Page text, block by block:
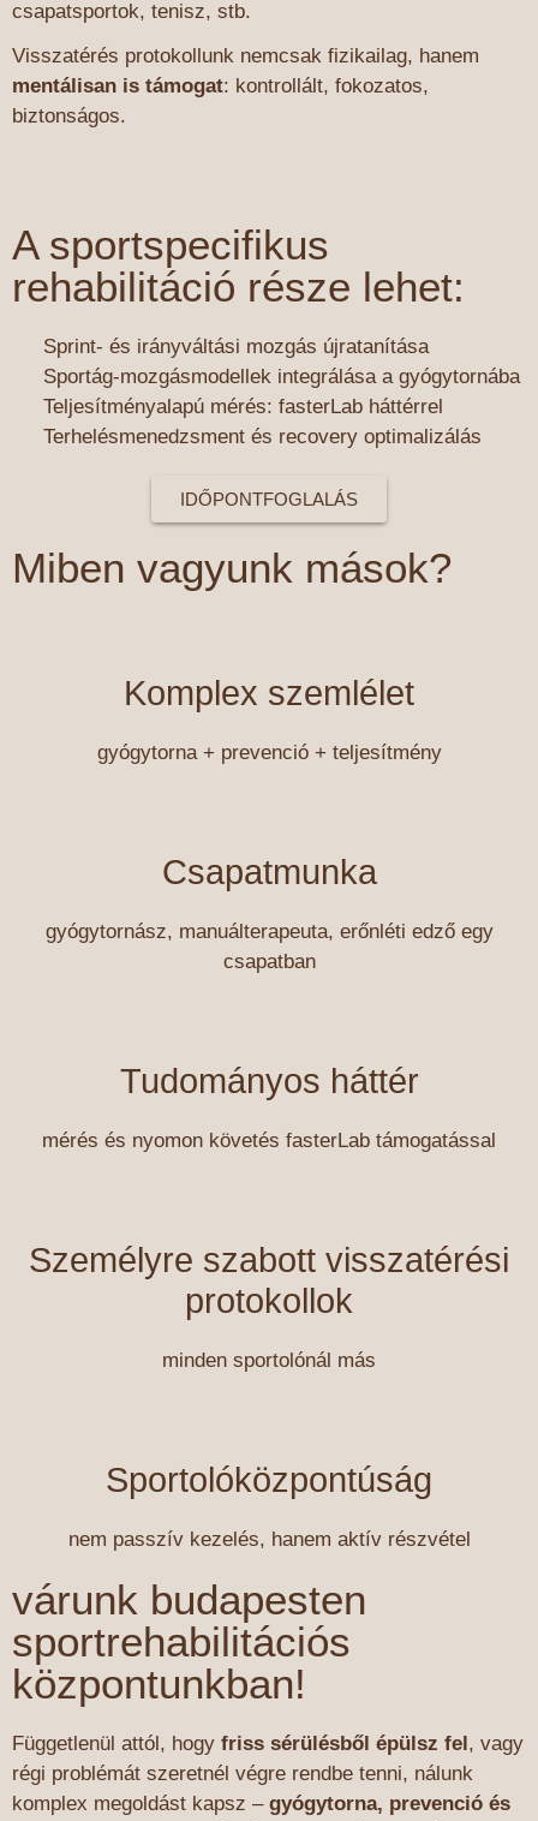
csapatsportok, tenisz, stb.
Visszatérés protokollunk nemcsak fizikailag, hanem
mentálisan is támogat: kontrollált, fokozatos,
biztonságos.
A sportspecifikus
rehabilitáció része lehet:
Sprint- és irányváltási mozgás újratanítása
Sportág-mozgásmodellek integrálása a gyógytornába
Teljesítményalapú mérés: fasterLab háttérrel
Terhelésmenedzsment és recovery optimalizálás
IDŐPONTFOGLALÁS
Miben vagyunk mások?
Komplex szemlélet
gyógytorna + prevenció + teljesítmény
Csapatmunka
gyógytornász, manuálterapeuta, erőnléti edző egy
csapatban
Tudományos háttér
mérés és nyomon követés fasterLab támogatással
Személyre szabott visszatérési
protokollok
minden sportolónál más
Sportolóközpontúság
nem passzív kezelés, hanem aktív részvétel
várunk budapesten
sportrehabilitációs
központunkban!
Függetlenül attól, hogy friss sérülésből épülsz fel, vagy
régi problémát szeretnél végre rendbe tenni, nálunk
komplex megoldást kapsz – gyógytorna, prevenció és